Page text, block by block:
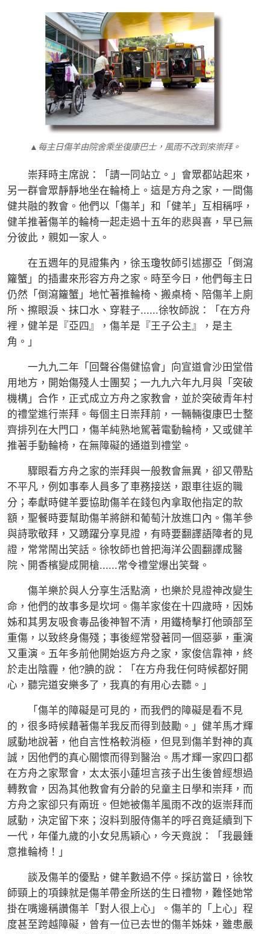
▲每主日傷羊由院舍乘坐復康巴士，風雨不改到來崇拜。
崇拜時主席說：「請一同站立。」會眾都站起來，
另一群會眾靜靜地坐在輪椅上。這是方舟之家，一間傷
健共融的教會。他們以「傷羊」和「健羊」互相稱呼，
健羊推著傷羊的輪椅一起走過十五年的悲與喜，早已無
分彼此，親如一家人。
在五週年的見證集內，徐玉瓊牧師引述挪亞「倒瀉
籮蟹」的插畫來形容方舟之家。時至今日，他們每主日
仍然「倒瀉籮蟹」地忙著推輪椅、搬桌椅、陪傷羊上廁
所、擦眼淚、抹口水、穿鞋子......徐牧師說：「在方舟
裡，健羊是『亞四』，傷羊是『王子公主』，是主
角。」
一九九二年「回聲谷傷健協會」向宣道會沙田堂借
用地方，開始傷殘人士團契；一九九六年九月與「突破
機構」合作，正式成立方舟之家教會，並於突破青年村
的禮堂進行崇拜。每個主日崇拜前，一輛輛復康巴士整
齊排列在大門口，傷羊純熟地駕著電動輪椅，又或健羊
推著手動輪椅，在無障礙的通道到禮堂。
驟眼看方舟之家的崇拜與一般教會無異，卻又帶點
不平凡，例如事奉人員多了車務接送，跟車往返的職
分；奉獻時健羊要協助傷羊在錢包內拿取他指定的款
額，聖餐時要幫助傷羊將餅和葡萄汁放進口內。傷羊參
與詩歌敬拜，又踴躍分享見證，有時要翻譯語障者的見
證，常常鬧出笑話。徐牧師也曾把海洋公園翻譯成醫
院、開香檳變成開槍......常令禮堂爆出笑聲。
傷羊樂於與人分享生活點滴，也樂於見證神改變生
命，他們的故事多是坎坷。傷羊家俊在十四歲時，因姊
姊和其男友吸食毒品後神智不清，用鐵椅擊打他頭部至
重傷，以致終身傷殘；事後經常發著同一個惡夢，重演
又重演。五年多前他開始返方舟之家，家俊信靠神，終
於走出陰霾，他?腆的說：「在方舟我任何時候都好開
心，聽完道安樂多了，我真的有用心去聽。」
「傷羊的障礙是可見的，而我們的障礙是看不見
的，很多時候藉著傷羊我反而得到鼓勵。」健羊馬才輝
感動地說著，他自言性格較消極，但見到傷羊對神的真
誠，因他們的真心關懷而得到醫治。馬才輝一家四口都
在方舟之家聚會，太太張小蓮坦言孩子出生後曾經想過
轉教會，因為其他教會有分齡的兒童主日學和崇拜，而
方舟之家卻只有兩班。但她被傷羊風雨不改的返崇拜而
感動，決定留下來；沒料到服侍傷羊的呼召竟延續到下
一代，年僅九歲的小女兒馬穎心，今天竟說：「我最鍾
意推輪椅！」
談及傷羊的優點，健羊數過不停。採訪當日，徐牧
師頸上的項鍊就是傷羊帶金所送的生日禮物，難怪她常
掛在嘴邊稱讚傷羊「對人很上心」。傷羊的「上心」程
度甚至跨越障礙，曾有一位已去世的傷羊姊妹，雖患嚴